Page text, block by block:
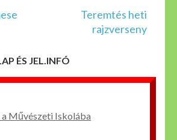
Teremtés heti
rajzverseny
ÉS JEL.INFÓ
a Művészeti Iskolába